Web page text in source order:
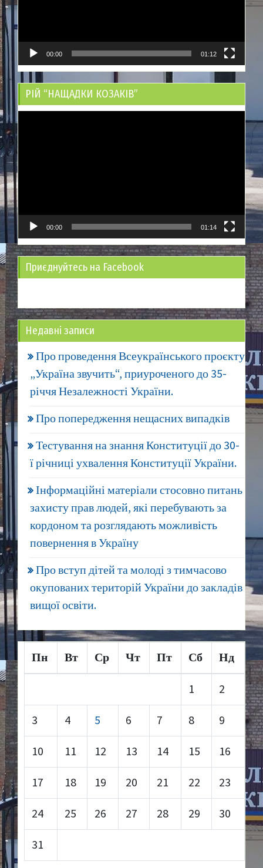
00:00 01:12
РІЙ “НАЩАДКИ КОЗАКІВ”
00:00 01:14
Приєднуйтесь на Facebook
Недавні записи
Про проведення Всеукраїнського проєкту
„Україна звучить“, приуроченого до 35-
річчя Незалежності України.
Про попередження нещасних випадків
Тестування на знання Конституції до 30-
ї річниці ухвалення Конституції України.
Інформаційні матеріали стосовно питань
захисту прав людей, які перебувають за
кордоном та розглядають можливість
повернення в Україну
Про вступ дітей та молоді з тимчасово
окупованих територій України до закладів
вищої освіти.
Пн Вт Ср Чт Пт Сб Нд
1 2
3 4 5 6 7 8 9
10 11 12 13 14 15 16
17 18 19 20 21 22 23
24 25 26 27 28 29 30
31